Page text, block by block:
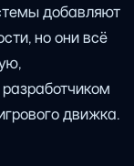
добавляют
но они всё
движка.